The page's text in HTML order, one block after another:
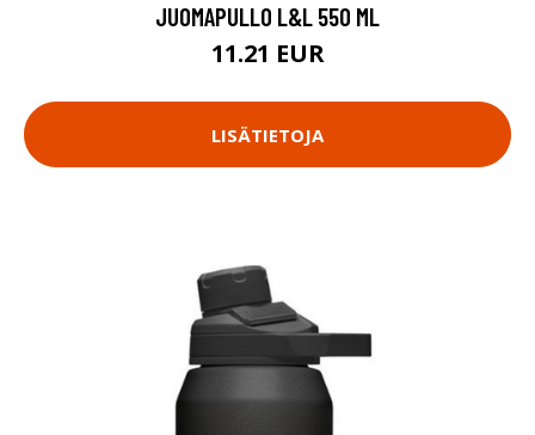
JUOMAPULLO L&L 550 ML
11.21 EUR
LISÄTIETOJA